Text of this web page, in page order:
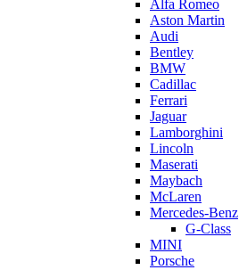
Alfa Romeo
Aston Martin
Audi
Bentley
BMW
Cadillac
Ferrari
Jaguar
Lamborghini
Lincoln
Maserati
Maybach
McLaren
Mercedes-Benz
G-Class
MINI
Porsche